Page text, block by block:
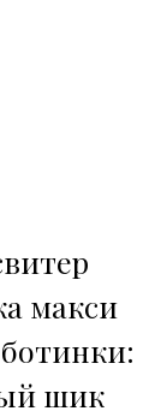
макси
шик